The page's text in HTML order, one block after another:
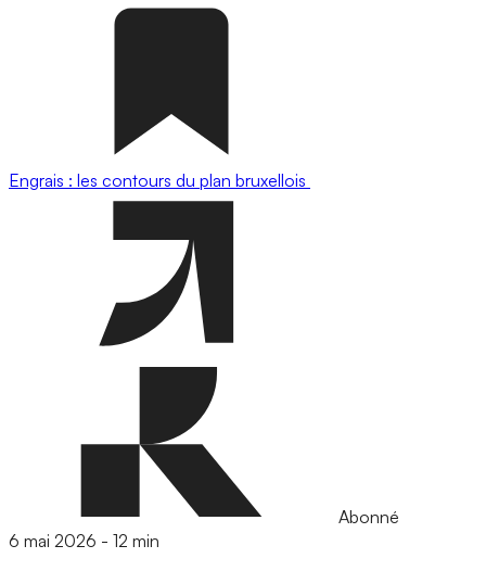
Engrais : les contours du plan bruxellois
Abonné
6 mai 2026 - 12 min